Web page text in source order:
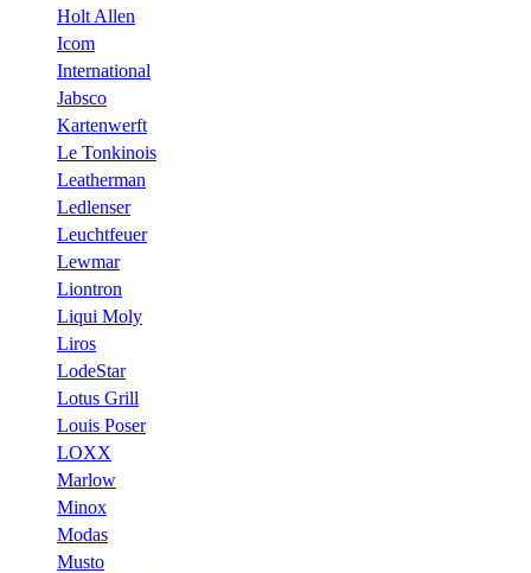
Holt Allen
Icom
International
Jabsco
Kartenwerft
Le Tonkinois
Leatherman
Ledlenser
Leuchtfeuer
Lewmar
Liontron
Liqui Moly
Liros
LodeStar
Lotus Grill
Louis Poser
LOXX
Marlow
Minox
Modas
Musto